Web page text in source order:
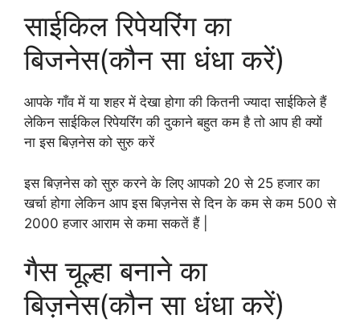
साईकिल रिपेयरिंग का
बिजनेस(कौन सा धंधा करें)
आपके गाँव में या शहर में देखा होगा की कितनी ज्यादा साईकिले हैं
लेकिन साईकिल रिपेयरिंग की दुकाने बहुत कम है तो आप ही क्यों
ना इस बिज़नेस को सुरु करें
इस बिज़नेस को सुरु करने के लिए आपको 20 से 25 हजार का
खर्चा होगा लेकिन आप इस बिज़नेस से दिन के कम से कम 500 से
2000 हजार आराम से कमा सकतें हैं |
गैस चूल्हा बनाने का
बिज़नेस(कौन सा धंधा करें)